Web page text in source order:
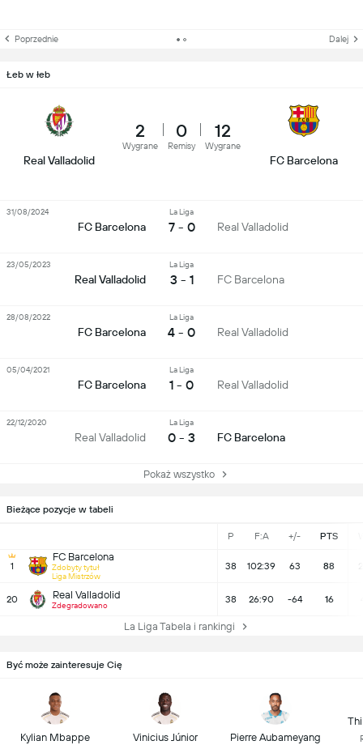
Bieżące pozycje w tabeli
P F:A +/- PTS
1
FC Barcelona
Zdobyty tytuł
Liga Mistrzów
38 102:39 63 88
20 Real Valladolid
Zdegradowano
38 26:90 -64 16
La Liga Tabela i rankingi
Poprzednie Dalej
Łeb w łeb
Real Valladolid
2
Wygrane
0
Remisy
12
Wygrane
FC Barcelona
FC Barcelona
La Liga
7 - 0 Real Valladolid
31/08/2024
Real Valladolid
La Liga
3 - 1 FC Barcelona
23/05/2023
FC Barcelona
La Liga
4 - 0 Real Valladolid
28/08/2022
FC Barcelona
La Liga
1 - 0 Real Valladolid
05/04/2021
Real Valladolid
La Liga
0 - 3 FC Barcelona
22/12/2020
Pokaż wszystko
Być może zainteresuje Cię
Kylian Mbappe Vinicius Júnior Pierre Aubameyang